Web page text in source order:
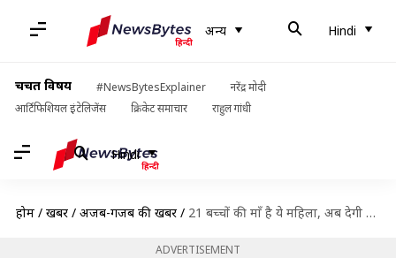
अन्य Hindi
चर्चित विषय #NewsBytesExplainer
नरेंद्र मोदी
आर्टिफिशियल इंटेलिजेंस
क्रिकेट समाचार राहुल गांधी
Hindi
होम / खबरें / अजब-गजब की खबरें / 21 बच्चों की माँ है ये महिला, अब देगी 22वें बच्चे को जन्म
ADVERTISEMENT